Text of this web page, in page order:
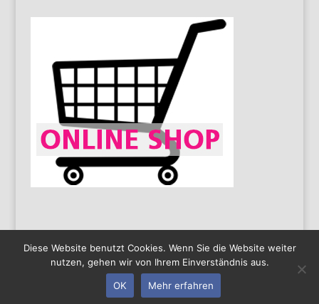
Impressum Datenschutz
Copyright 2016
by Limatec | Created byPAS solutions GmbH
Diese Website benutzt Cookies. Wenn Sie die Website weiter
nutzen, gehen wir von Ihrem Einverständnis aus.
OK Mehr erfahren